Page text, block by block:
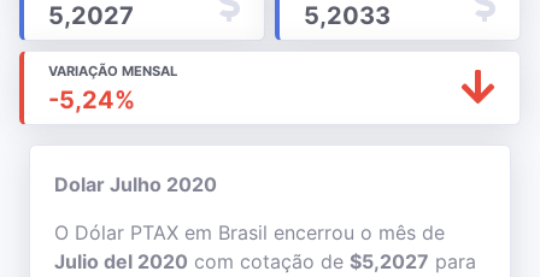
5,2027 5,2033
VARIAÇÃO MENSAL
-5,24%
Dolar Julho 2020
O Dólar PTAX em Brasil encerrou o mês de
Julio del 2020 com cotação de $5,2027 para